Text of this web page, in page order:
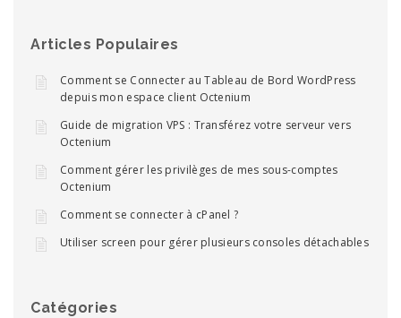
Articles Populaires
Comment se Connecter au Tableau de Bord WordPress
depuis mon espace client Octenium
Guide de migration VPS : Transférez votre serveur vers
Octenium
Comment gérer les privilèges de mes sous-comptes
Octenium
Comment se connecter à cPanel ?
Utiliser screen pour gérer plusieurs consoles détachables
Catégories